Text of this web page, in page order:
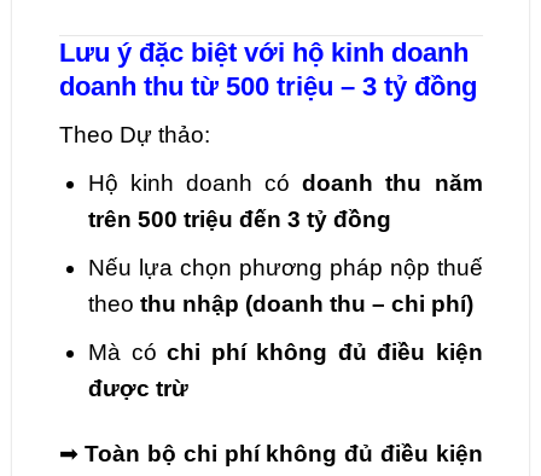
Lưu ý đặc biệt với hộ kinh doanh
doanh thu từ 500 triệu – 3 tỷ đồng
Theo Dự thảo:
Hộ kinh doanh códoanh thu năm
trên 500 triệu đến 3 tỷ đồng
Nếu lựa chọn phương pháp nộp thuế
theothu nhập (doanh thu – chi phí)
Mà cóchi phí không đủ điều kiện
được trừ
➡Toàn bộ chi phí không đủ điều kiện